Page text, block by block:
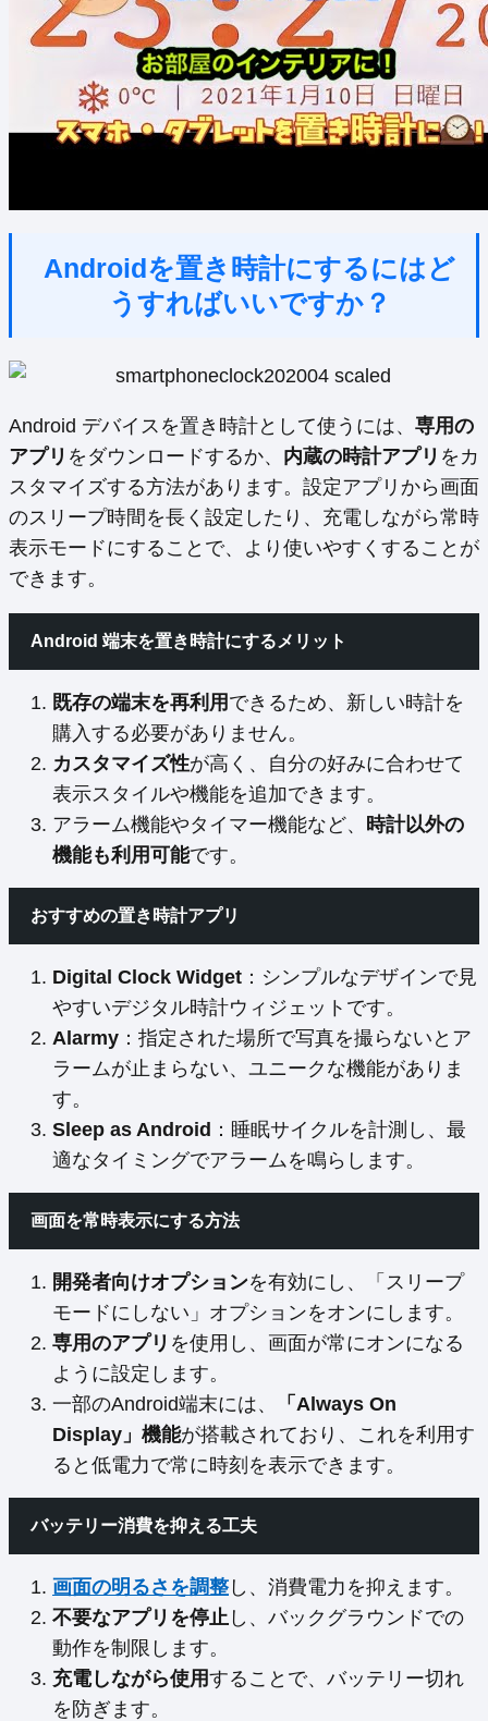
Androidを置き時計にするにはど
うすればいいですか？
Android デバイスを置き時計として使うには、 専用の
アプリ をダウンロードするか、 内蔵の時計アプリ をカ
スタマイズする方法があります。設定アプリから画面
のスリープ時間を長く設定したり、充電しながら常時
表示モードにすることで、より使いやすくすることが
できます。
Android 端末を置き時計にするメリット
既存の端末を再利用 できるため、新しい時計を
購入する必要がありません。
カスタマイズ性が高く、自分の好みに合わせて
表示スタイルや機能を追加できます。
アラーム機能やタイマー機能など、
時計以外の
機能も利用可能です。
おすすめの置き時計アプリ
Digital Clock Widget ：シンプルなデザインで見
やすいデジタル時計ウィジェットです。
Alarmy ：指定された場所で写真を撮らないとア
ラームが止まらない、ユニークな機能がありま
す。
Sleep as Android ：睡眠サイクルを計測し、最
適なタイミングでアラームを鳴らします。
画面を常時表示にする方法
開発者向けオプションを有効にし、「スリープ
モードにしない」オプションをオンにします。
専用のアプリ を使用し、画面が常にオンになる
ように設定します。
一部のAndroid端末には、
「Always On
Display」機能が搭載されており、これを利用す
ると低電力で常に時刻を表示できます。
バッテリー消費を抑える工夫
画面の明るさを調整 し、消費電力を抑えます。
不要なアプリを停止 し、バックグラウンドでの
動作を制限します。
充電しながら使用することで、バッテリー切れ
を防ぎます。